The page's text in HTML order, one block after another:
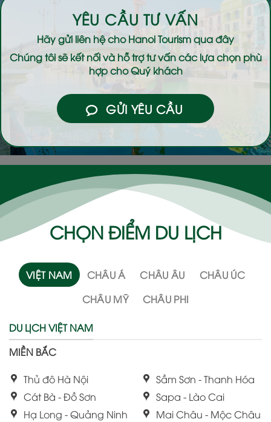
YÊU CẦU TƯ VẤN
Hãy gửi liên hệ choHanoi Tourismqua đây
Chúng tôi sẽ kết nối và hỗ trợ tư vấn các lựa chọn phù
hợp cho Quý khách
GỬI YÊU CẦU
CHỌN ĐIỂM DU LỊCH
VIỆT NAM CHÂU Á CHÂU ÂU
CHÂU ÚC
CHÂU MỸ
CHÂU PHI
DU LỊCH VIỆT NAM
MIỀN BẮC
Thủ đô Hà Nội
Cát Bà - Đồ Sơn
Hạ Long - Quảng Ninh
Sầm Sơn - Thanh Hóa
Sapa - Lào Cai
Mai Châu - Mộc Châu